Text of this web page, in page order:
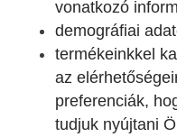
vonatkozó
demográfiai
termékeinkkel
az
preferenciák,
tudjuk nyújtani